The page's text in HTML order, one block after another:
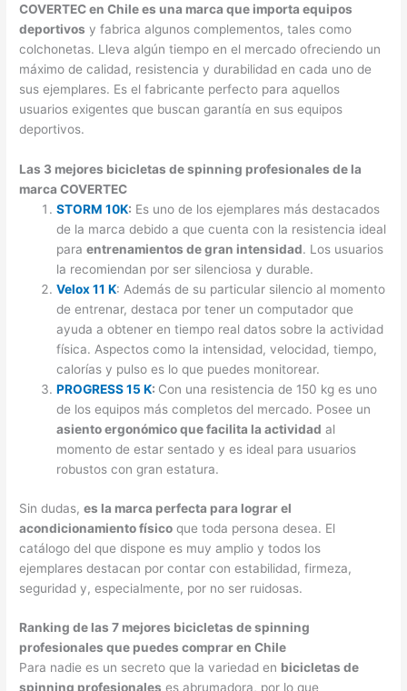
COVERTEC en Chile es una marca que importa equipos
deportivos y fabrica algunos complementos, tales como
colchonetas. Lleva algún tiempo en el mercado ofreciendo un
máximo de calidad, resistencia y durabilidad en cada uno de
sus ejemplares. Es el fabricante perfecto para aquellos
usuarios exigentes que buscan garantía en sus equipos
deportivos.
Las 3 mejores bicicletas de spinning profesionales de la
marca COVERTEC
STORM 10K: Es uno de los ejemplares más destacados
de la marca debido a que cuenta con la resistencia ideal
paraentrenamientos de gran intensidad. Los usuarios
la recomiendan por ser silenciosa y durable.
Velox 11 K: Además de su particular silencio al momento
de entrenar, destaca por tener un computador que
ayuda a obtener en tiempo real datos sobre la actividad
física. Aspectos como la intensidad, velocidad, tiempo,
calorías y pulso es lo que puedes monitorear.
PROGRESS 15 K: Con una resistencia de 150 kg es uno
de los equipos más completos del mercado. Posee un
asiento ergonómico que facilita la actividad al
momento de estar sentado y es ideal para usuarios
robustos con gran estatura.
Sin dudas,es la marca perfecta para lograr el
acondicionamiento físico que toda persona desea. El
catálogo del que dispone es muy amplio y todos los
ejemplares destacan por contar con estabilidad, firmeza,
seguridad y, especialmente, por no ser ruidosas.
Ranking de las 7 mejores bicicletas de spinning
profesionales que puedes comprar en Chile
Para nadie es un secreto que la variedad en bicicletas de
spinning profesionales es abrumadora, por lo que